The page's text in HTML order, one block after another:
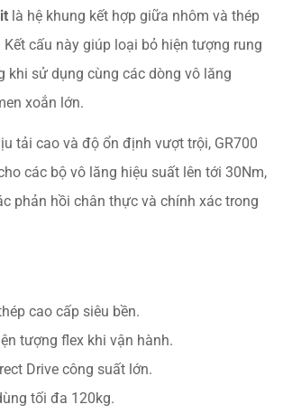
là hệ khung kết hợp giữa nhôm và thép
cấu này giúp loại bỏ hiện tượng rung
khi sử dụng cùng các dòng vô lăng
xoắn lớn.
tải cao và độ ổn định vượt trội, GR700
các bộ vô lăng hiệu suất lên tới 30Nm,
phản hồi chân thực và chính xác trong
cao cấp siêu bền.
tượng flex khi vận hành.
Drive công suất lớn.
tối đa 120kg.